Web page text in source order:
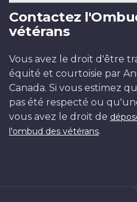
Contactez
vétérans
Vous avez le droit d'être
équité et courtoisie par
Canada. Si vous estimez
pas été respecté ou
vous avez le droit de
l'ombud des vétérans.